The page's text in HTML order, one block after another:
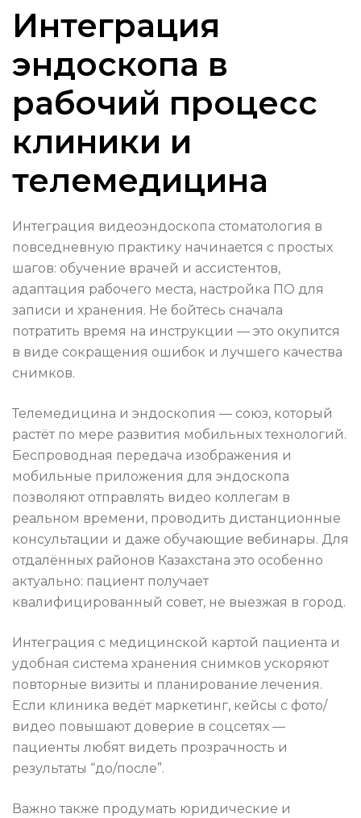
Интеграция
эндоскопа в
рабочий процесс
клиники и
телемедицина
Интеграция видеоэндоскопа стоматология в
повседневную практику начинается с простых
шагов: обучение врачей и ассистентов,
адаптация рабочего места, настройка ПО для
записи и хранения. Не бойтесь сначала
потратить время на инструкции — это окупится
в виде сокращения ошибок и лучшего качества
снимков.
Телемедицина и эндоскопия — союз, который
растёт по мере развития мобильных технологий.
Беспроводная передача изображения и
мобильные приложения для эндоскопа
позволяют отправлять видео коллегам в
реальном времени, проводить дистанционные
консультации и даже обучающие вебинары. Для
отдалённых районов Казахстана это особенно
актуально: пациент получает
квалифицированный совет, не выезжая в город.
Интеграция с медицинской картой пациента и
удобная система хранения снимков ускоряют
повторные визиты и планирование лечения.
Если клиника ведёт маркетинг, кейсы с фото/
видео повышают доверие в соцсетях —
пациенты любят видеть прозрачность и
результаты “до/после”.
Важно также продумать юридические и